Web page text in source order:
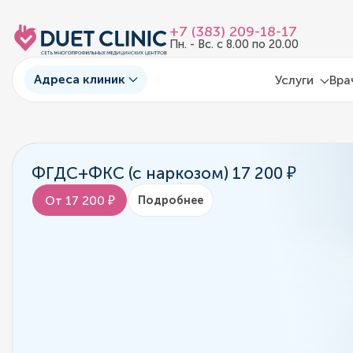
+7 (383) 209-18-17
Пн. - Вс. с 8.00 по 20.00
Адреса клиник Услуги
ФГДС+ФКС (с наркозом) 17 200 ₽
От 17 200 ₽ Подробнее